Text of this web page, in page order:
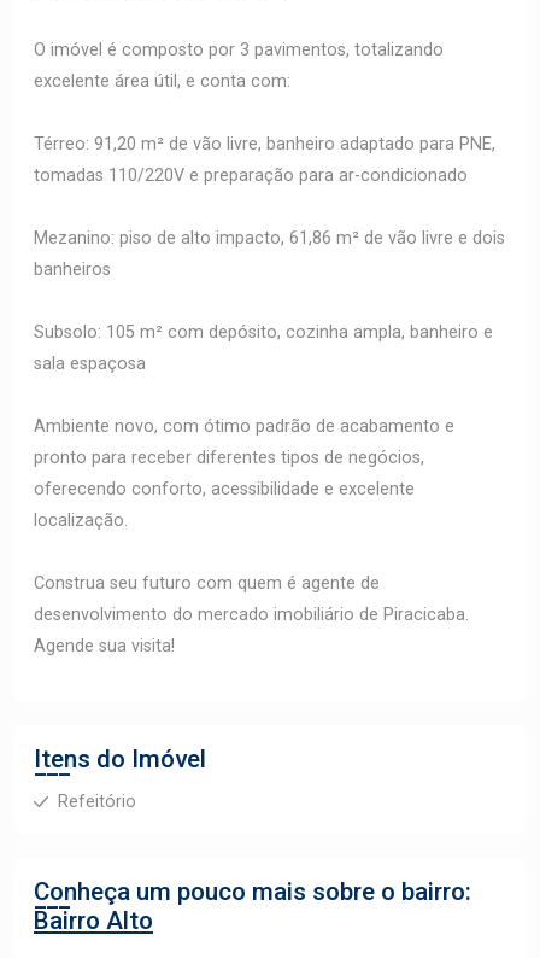
O imóvel é composto por 3 pavimentos, totalizando
excelente área útil, e conta com:
Térreo: 91,20 m² de vão livre, banheiro adaptado para PNE,
tomadas 110/220V e preparação para ar-condicionado
Mezanino: piso de alto impacto, 61,86 m² de vão livre e dois
banheiros
Subsolo: 105 m² com depósito, cozinha ampla, banheiro e
sala espaçosa
Ambiente novo, com ótimo padrão de acabamento e
pronto para receber diferentes tipos de negócios,
oferecendo conforto, acessibilidade e excelente
localização.
Construa seu futuro com quem é agente de
desenvolvimento do mercado imobiliário de Piracicaba.
Agende sua visita!
Itens do Imóvel
Refeitório
Conheça um pouco mais sobre o bairro:
Bairro Alto